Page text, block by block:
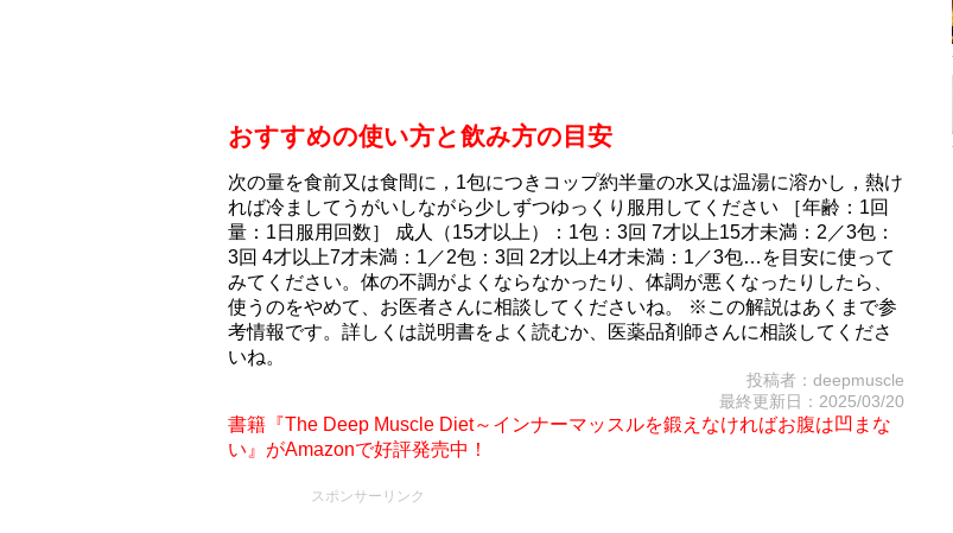
おすすめの使い方と飲み方の目安
次の量を食前又は食間に，1包につきコップ約半量の水又は温湯に溶かし，熱け
れば冷ましてうがいしながら少しずつゆっくり服用してください ［年齢：1回
量：1日服用回数］ 成人（15才以上）：1包：3回 7才以上15才未満：2／3包：
3回 4才以上7才未満：1／2包：3回 2才以上4才未満：1／3包…を目安に使って
みてください。体の不調がよくならなかったり、体調が悪くなったりしたら、
使うのをやめて、お医者さんに相談してくださいね。 ※この解説はあくまで参
考情報です。詳しくは説明書をよく読むか、医薬品剤師さんに相談してくださ
いね。
投稿者：deepmuscle
最終更新日：2025/03/20
書籍『The Deep Muscle Diet～インナーマッスルを鍛えなければお腹は凹まな
い』がAmazonで好評発売中！
スポンサーリンク